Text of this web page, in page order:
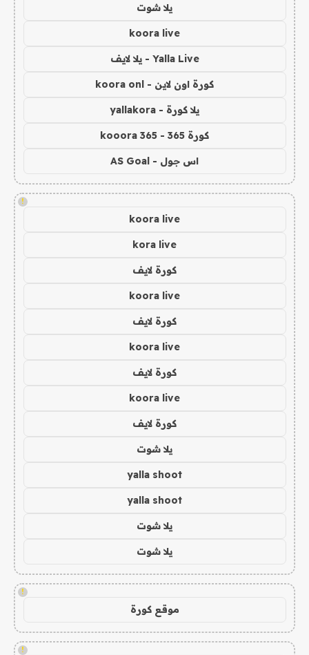
يلا شوت
koora live
Yalla Live - يلا لايف
كورة اون لاين - koora onl
يلا كورة - yallakora
كورة 365 - kooora 365
اس جول - AS Goal
!
koora live
kora live
كورة لايف
koora live
كورة لايف
koora live
كورة لايف
koora live
كورة لايف
يلا شوت
yalla shoot
yalla shoot
يلا شوت
يلا شوت
!
موقع كورة
!